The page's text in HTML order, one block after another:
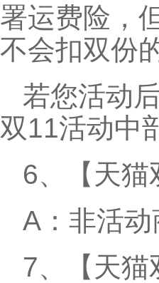
署运费险，
不会扣双份
若您活动
双11活动中
6、【天猫
A：非活
7、【天猫